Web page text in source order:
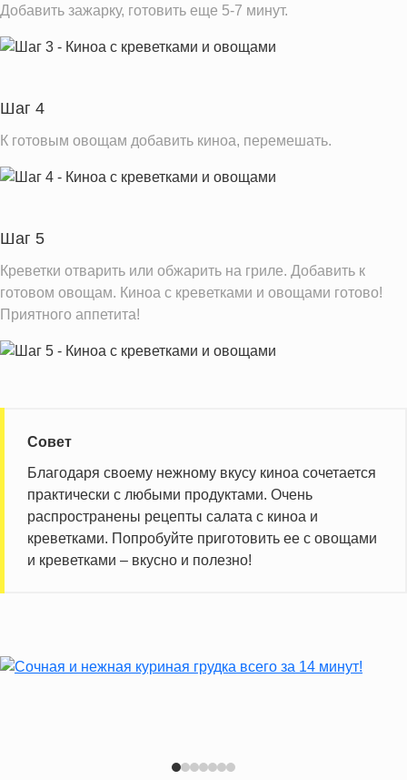
Добавить зажарку, готовить еще 5-7 минут.
Шаг 4
К готовым овощам добавить киноа, перемешать.
Шаг 5
Креветки отварить или обжарить на гриле. Добавить к
готовом овощам. Киноа с креветками и овощами готово!
Приятного аппетита!
Совет
Благодаря своему нежному вкусу киноа сочетается
практически с любыми продуктами. Очень
распространены рецепты салата с киноа и
креветками. Попробуйте приготовить ее с овощами
и креветками – вкусно и полезно!